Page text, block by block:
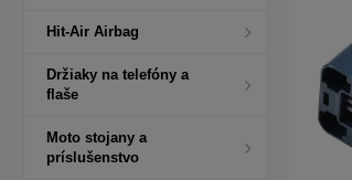
Hit-Air Airbag
Držiaky na telefóny a
flaše
Moto stojany a
príslušenstvo